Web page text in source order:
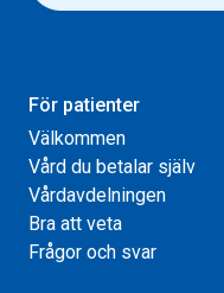
För patienter
Välkommen
Vård du betalar själv
Vårdavdelningen
Bra att veta
Frågor och svar